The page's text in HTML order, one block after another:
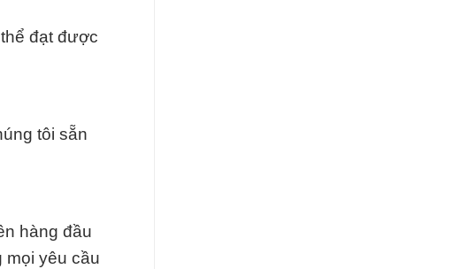
đạt được
tôi sẵn
hàng đầu
mọi yêu cầu